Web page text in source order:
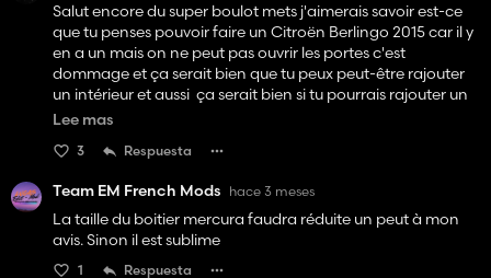
Salut encore du super boulot mets j'aimerais savoir est-ce
que tu penses pouvoir faire un Citroën Berlingo 2015 car il y
en a un mais on ne peut pas ouvrir les portes c'est
dommage et ça serait bien que tu peux peut-être rajouter
un intérieur et aussi ça serait bien si tu pourrais rajouter un
interactif contrôle avec sinon continue comme ça super
arrêté parce qu'il était vraiment bien 👍️
Lee mas
3 Respuesta
Team EM French Mods hace 3 meses
La taille du boitier mercura faudra réduite un peut à mon
avis. Sinon il est sublime
1 Respuesta